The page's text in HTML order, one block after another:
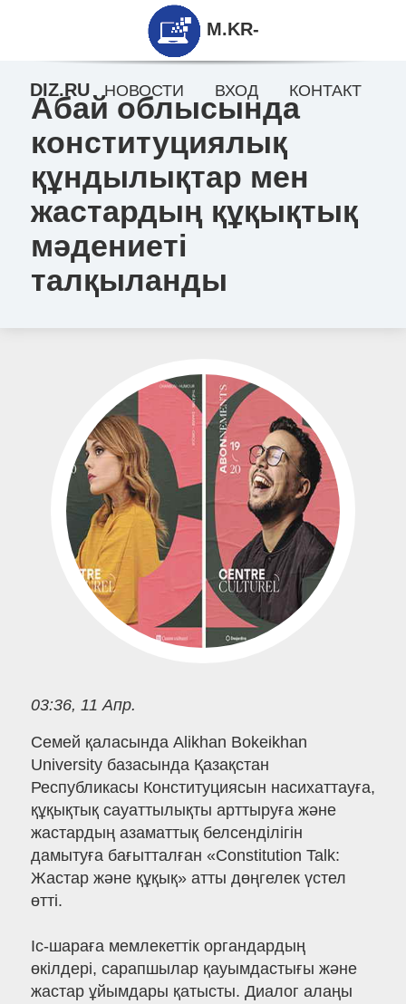
Абай облысында
конституциялық
құндылықтар мен
жастардың құқықтық
мәдениеті
талқыланды
03:36, 11 Апр.
Семей қаласында Alikhan Bokeikhan
University базасында Қазақстан
Республикасы Конституциясын насихаттауға,
құқықтық сауаттылықты арттыруға және
жастардың азаматтық белсенділігін
дамытуға бағытталған «Constitution Talk:
Жастар және құқық» атты дөңгелек үстел
өтті.
Іс-шараға мемлекеттік органдардың
өкілдері, сарапшылар қауымдастығы және
жастар ұйымдары қатысты. Диалог алаңы
M.KR-
DIZ.RU НОВОСТИ ВХОД КОНТАКТ